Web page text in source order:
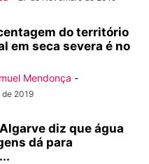
do território
em seca severa é no
Mendonça -
de 2019
diz que água
dá para